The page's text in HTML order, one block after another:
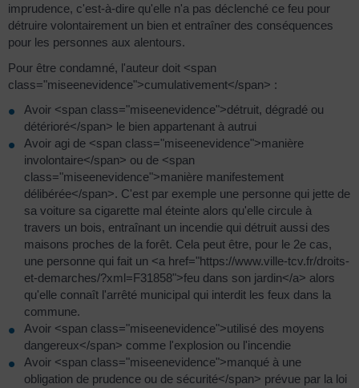
imprudence, c'est-à-dire qu'elle n'a pas déclenché ce feu pour
détruire volontairement un bien et entraîner des conséquences
pour les personnes aux alentours.
Pour être condamné, l'auteur doit <span
class="miseenevidence">cumulativement</span> :
Avoir <span class="miseenevidence">détruit, dégradé ou
détérioré</span> le bien appartenant à autrui
Avoir agi de <span class="miseenevidence">manière
involontaire</span> ou de <span
class="miseenevidence">manière manifestement
délibérée</span>. C'est par exemple une personne qui jette de
sa voiture sa cigarette mal éteinte alors qu'elle circule à
travers un bois, entraînant un incendie qui détruit aussi des
maisons proches de la forêt. Cela peut être, pour le 2e cas,
une personne qui fait un <a href="https://www.ville-tcv.fr/droits-
et-demarches/?xml=F31858">feu dans son jardin</a> alors
qu'elle connaît l'arrêté municipal qui interdit les feux dans la
commune.
Avoir <span class="miseenevidence">utilisé des moyens
dangereux</span> comme l'explosion ou l'incendie
Avoir <span class="miseenevidence">manqué à une
obligation de prudence ou de sécurité</span> prévue par la loi